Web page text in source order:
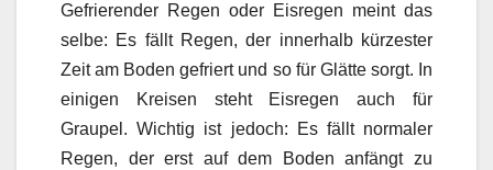
Gefrierender Regen oder Eisregen meint das
selbe: Es fällt Regen, der innerhalb kürzester
Zeit am Boden gefriert und so für Glätte sorgt. In
einigen Kreisen steht Eisregen auch für
Graupel. Wichtig ist jedoch: Es fällt normaler
Regen, der erst auf dem Boden anfängt zu